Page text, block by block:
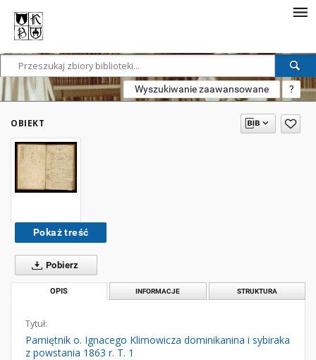
Wyszukiwanie zaawansowane ?
OBIEKT
Pokaż treść
Pobierz
OPIS INFORMACJE STRUKTURA
Tytuł:
Pamiętnik o. Ignacego Klimowicza dominikanina i sybiraka
z powstania 1863 r. T. 1